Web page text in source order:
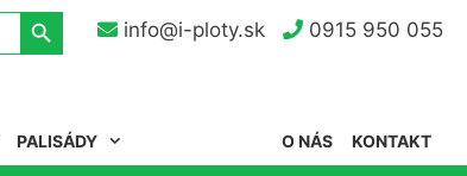
info@i-ploty.sk 0915 950 055
Search Button
PALISÁDY KONTAKT
O NÁS